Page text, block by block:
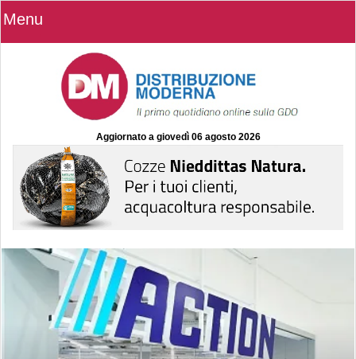
Menu
Aggiornato a giovedì 06 agosto 2026